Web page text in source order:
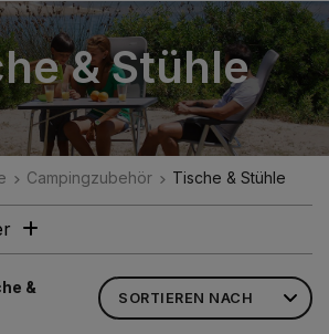
& Stühle
Campingzubehör Tische & Stühle
&